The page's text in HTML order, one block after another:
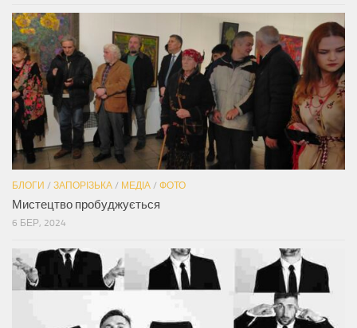
БЛОГИ / ЗАПОРІЗЬКА / МЕДІА / ФОТО
Мистецтво пробуджується
6 БЕР, 2024